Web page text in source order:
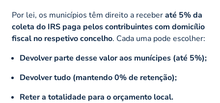
Por lei, os municípios têm direito a receberaté 5% da
coleta do IRS paga pelos contribuintes com domicílio
fiscal no respetivo concelho. Cada uma pode escolher:
Devolver parte desse valor aos munícipes (até 5%);
Devolver tudo (mantendo 0% de retenção);
Reter a totalidade para o orçamento local.